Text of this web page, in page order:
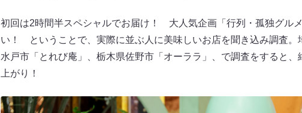
初回は2時間半スペシャルでお届け！ 大人気企画「行列・孤独グル
い！ ということで、実際に並ぶ人に美味しいお店を聞き込み調査。
水戸市「とれび庵」、栃木県佐野市「オーララ」、で調査をすると
上がり！